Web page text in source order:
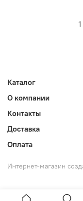
1
Каталог
О компании
Контакты
Доставка
Оплата
Интернет-магазин